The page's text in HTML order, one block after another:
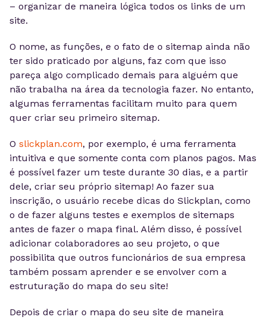
– organizar de maneira lógica todos os links de um
site.
O nome, as funções, e o fato de o sitemap ainda não
ter sido praticado por alguns, faz com que isso
pareça algo complicado demais para alguém que
não trabalha na área da tecnologia fazer. No entanto,
algumas ferramentas facilitam muito para quem
quer criar seu primeiro sitemap.
O slickplan.com, por exemplo, é uma ferramenta
intuitiva e que somente conta com planos pagos. Mas
é possível fazer um teste durante 30 dias, e a partir
dele, criar seu próprio sitemap! Ao fazer sua
inscrição, o usuário recebe dicas do Slickplan, como
o de fazer alguns testes e exemplos de sitemaps
antes de fazer o mapa final. Além disso, é possível
adicionar colaboradores ao seu projeto, o que
possibilita que outros funcionários de sua empresa
também possam aprender e se envolver com a
estruturação do mapa do seu site!
Depois de criar o mapa do seu site de maneira